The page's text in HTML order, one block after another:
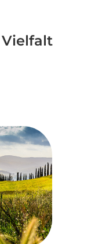
Vielfalt